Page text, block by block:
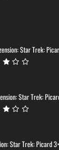
Star Trek:
Star Trek:
Star Trek: Picard